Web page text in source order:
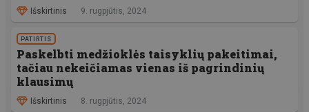
Išskirtinis 9. rugpjūtis, 2024
PATIRTIS
Paskelbti medžioklės taisyklių pakeitimai,
tačiau nekeičiamas vienas iš pagrindinių
klausimų
Išskirtinis 8. rugpjūtis, 2024